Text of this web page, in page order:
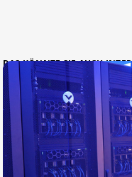
DAS KÖNNTE SIE AUCH